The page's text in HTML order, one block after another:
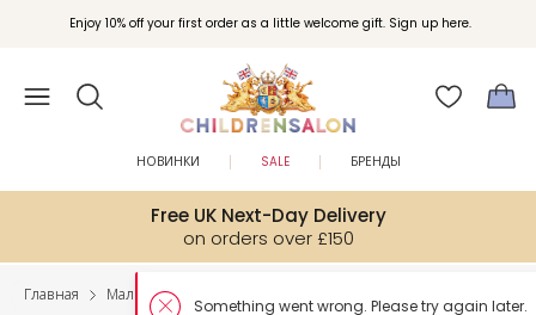
Enjoy 10% off your first order as a little welcome gift. Sign up here.
Free UK Next-Day Delivery
on orders over £150
НОВИНКИ SALE БРЕНДЫ
Главная Мальчики